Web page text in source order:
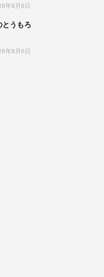
年8月6日
とうもろ
年8月6日